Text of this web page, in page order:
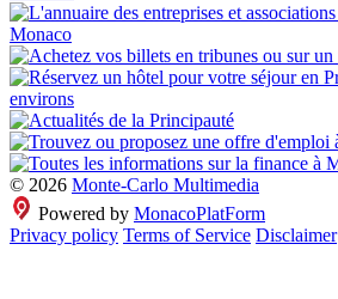
© 2026 Monte-Carlo Multimedia
Powered by MonacoPlatForm
Privacy policy Terms of Service Disclaimer